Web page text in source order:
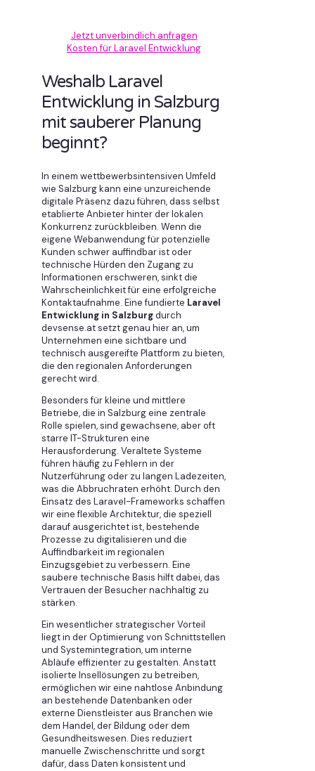
Jetzt unverbindlich anfragen
Kosten für Laravel Entwicklung
Weshalb Laravel
Entwicklung in Salzburg
mit sauberer Planung
beginnt?
In einem wettbewerbsintensiven Umfeld
wie Salzburg kann eine unzureichende
digitale Präsenz dazu führen, dass selbst
etablierte Anbieter hinter der lokalen
Konkurrenz zurückbleiben. Wenn die
eigene Webanwendung für potenzielle
Kunden schwer auffindbar ist oder
technische Hürden den Zugang zu
Informationen erschweren, sinkt die
Wahrscheinlichkeit für eine erfolgreiche
Kontaktaufnahme. Eine fundierte Laravel
Entwicklung in Salzburgdurch
devsense.at setzt genau hier an, um
Unternehmen eine sichtbare und
technisch ausgereifte Plattform zu bieten,
die den regionalen Anforderungen
gerecht wird.
Besonders für kleine und mittlere
Betriebe, die in Salzburg eine zentrale
Rolle spielen, sind gewachsene, aber oft
starre IT-Strukturen eine
Herausforderung. Veraltete Systeme
führen häufig zu Fehlern in der
Nutzerführung oder zu langen Ladezeiten,
was die Abbruchraten erhöht. Durch den
Einsatz des Laravel-Frameworks schaffen
wir eine flexible Architektur, die speziell
darauf ausgerichtet ist, bestehende
Prozesse zu digitalisieren und die
Auffindbarkeit im regionalen
Einzugsgebiet zu verbessern. Eine
saubere technische Basis hilft dabei, das
Vertrauen der Besucher nachhaltig zu
stärken.
Ein wesentlicher strategischer Vorteil
liegt in der Optimierung von Schnittstellen
und Systemintegration, um interne
Abläufe effizienter zu gestalten. Anstatt
isolierte Insellösungen zu betreiben,
ermöglichen wir eine nahtlose Anbindung
an bestehende Datenbanken oder
externe Dienstleister aus Branchen wie
dem Handel, der Bildung oder dem
Gesundheitswesen. Dies reduziert
manuelle Zwischenschritte und sorgt
dafür, dass Daten konsistent und